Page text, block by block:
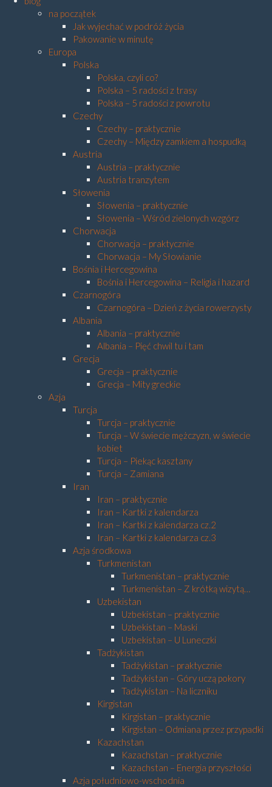
na początek
Jak wyjechać w podróż życia
Pakowanie w minutę
Europa
Polska
Polska, czyli co?
Polska – 5 radości z trasy
Polska – 5 radości z powrotu
Czechy
Czechy – praktycznie
Czechy – Między zamkiem a hospudką
Austria
Austria – praktycznie
Austria tranzytem
Słowenia
Słowenia – praktycznie
Słowenia – Wśród zielonych wzgórz
Chorwacja
Chorwacja – praktycznie
Chorwacja – My Słowianie
Bośnia i Hercegowina
Bośnia i Hercegowina – Religia i hazard
Czarnogóra
Czarnogóra – Dzień z życia rowerzysty
Albania
Albania – praktycznie
Albania – Pięć chwil tu i tam
Grecja
Grecja – praktycznie
Grecja – Mity greckie
Azja
Turcja
Turcja – praktycznie
Turcja – W świecie mężczyzn, w świecie
kobiet
Turcja – Piekąc kasztany
Turcja – Zamiana
Iran
Iran – praktycznie
Iran – Kartki z kalendarza
Iran – Kartki z kalendarza cz.2
Iran – Kartki z kalendarza cz.3
Azja środkowa
Turkmenistan
Turkmenistan – praktycznie
Turkmenistan – Z krótką wizytą…
Uzbekistan
Uzbekistan – praktycznie
Uzbekistan – Maski
Uzbekistan – U Luneczki
Tadżykistan
Tadżykistan – praktycznie
Tadżykistan – Góry uczą pokory
Tadżykistan – Na liczniku
Kirgistan
Kirgistan – praktycznie
Kirgistan – Odmiana przez przypadki
Kazachstan
Kazachstan – praktycznie
Kazachstan – Energia przyszłości
Azja południowo-wschodnia